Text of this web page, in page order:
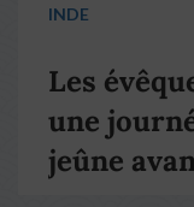
INDE
Les
une
jeûne